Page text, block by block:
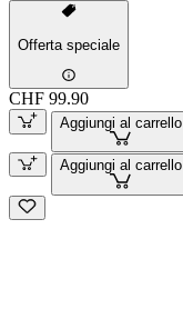
Offerta speciale
CHF 99.90
Aggiungi al carrello
Aggiungi al carrello